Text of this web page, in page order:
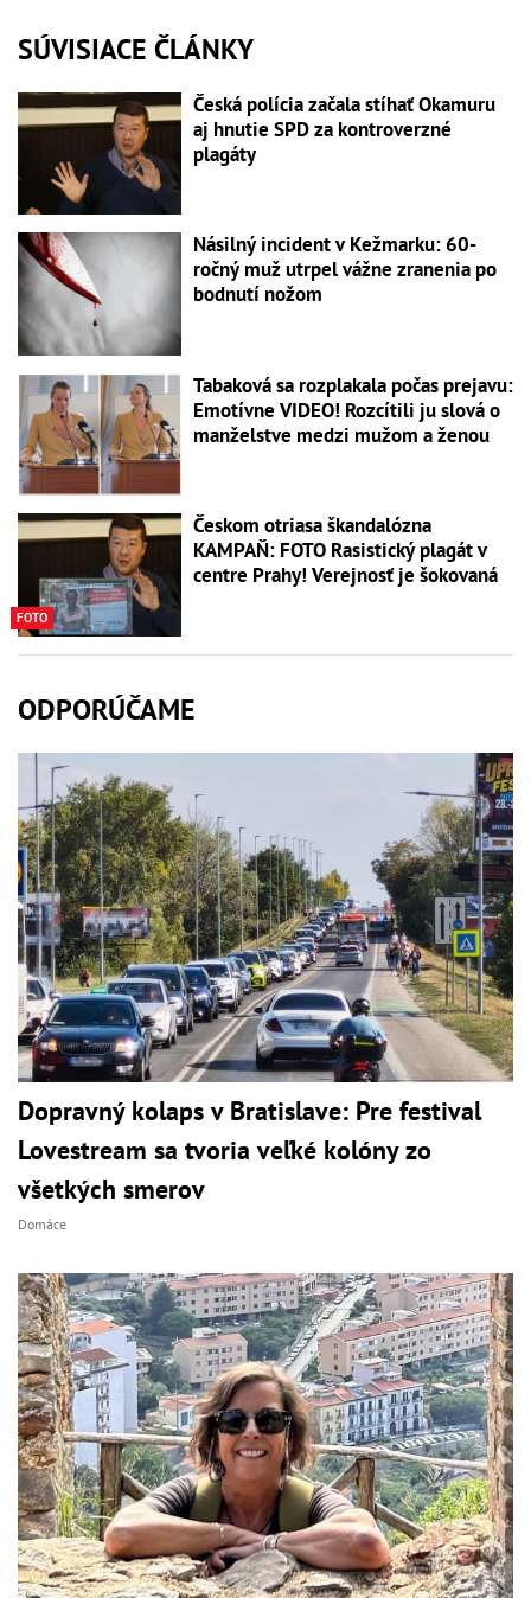
SÚVISIACE ČLÁNKY
Česká polícia začala stíhať Okamuru
aj hnutie SPD za kontroverzné
plagáty
Násilný incident v Kežmarku: 60-
ročný muž utrpel vážne zranenia po
bodnutí nožom
Tabaková sa rozplakala počas prejavu:
Emotívne VIDEO! Rozcítili ju slová o
manželstve medzi mužom a ženou
FOTO
Českom otriasa škandalózna
KAMPAŇ: FOTO Rasistický plagát v
centre Prahy! Verejnosť je šokovaná
ODPORÚČAME
Dopravný kolaps v Bratislave: Pre festival
Lovestream sa tvoria veľké kolóny zo
všetkých smerov
Domáce